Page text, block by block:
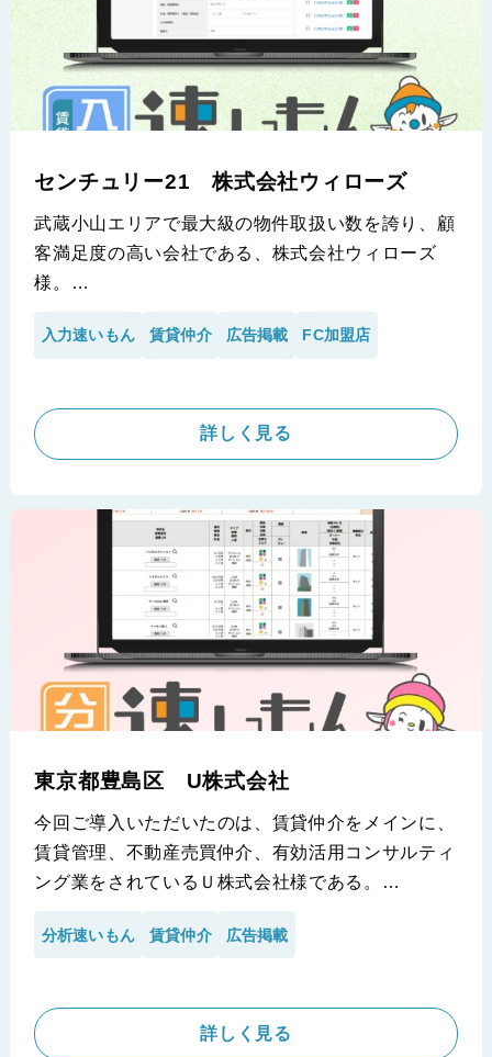
社様の導入事例です。
センチュリー21 株式会社ウィローズ
武蔵小山エリアで最大級の物件取扱い数を誇り、顧
客満足度の高い会社である、株式会社ウィローズ
様。
いる同社に、『賃貸版入力速いもん』でのインタビ
※センチュリー21 株式会社ウィローズ様の導入事例です。
入力速いもん 賃貸仲介 広告掲載 FC加盟店
詳しく見る
東京都豊島区 U株式会社
今回ご導入いただいたのは、賃貸仲介をメインに、
賃貸管理、不動産売買仲介、有効活用コンサルティ
ング業をされているＵ株式会社様である。
iimonの営業担当からサービスをご紹介し、その存
※U株式会社様の導入事例です。
分析速いもん 賃貸仲介 広告掲載
詳しく見る